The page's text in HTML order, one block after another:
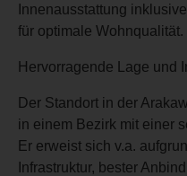
Innenausstattung
für optimale Wohnqualität.
Hervorragende Lage und
Der Standort in der
in einem Bezirk mit einer
Er erweist sich v.a.
Infrastruktur, bester